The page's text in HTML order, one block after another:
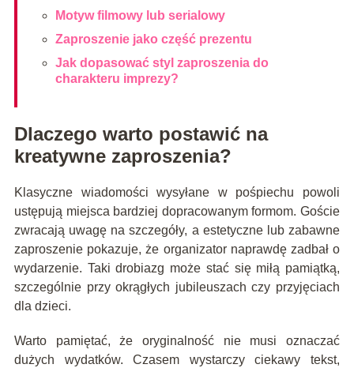
Motyw filmowy lub serialowy
Zaproszenie jako część prezentu
Jak dopasować styl zaproszenia do
charakteru imprezy?
Dlaczego warto postawić na
kreatywne zaproszenia?
Klasyczne wiadomości wysyłane w pośpiechu powoli
ustępują miejsca bardziej dopracowanym formom. Goście
zwracają uwagę na szczegóły, a estetyczne lub zabawne
zaproszenie pokazuje, że organizator naprawdę zadbał o
wydarzenie. Taki drobiazg może stać się miłą pamiątką,
szczególnie przy okrągłych jubileuszach czy przyjęciach
dla dzieci.
Warto pamiętać, że oryginalność nie musi oznaczać
dużych wydatków. Czasem wystarczy ciekawy tekst,